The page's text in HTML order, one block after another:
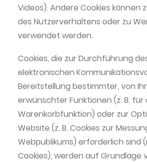
Videos). Andere Cookies können
des Nutzerverhaltens oder zu
verwendet werden.
Cookies, die zur Durchführung
elektronischen
Bereitstellung bestimmter, von
erwünschter Funktionen (z. B. für
Warenkorbfunktion) oder zur
Website (z. B. Cookies zur
Webpublikums) erforderlich sind
Cookies), werden auf Grundlage